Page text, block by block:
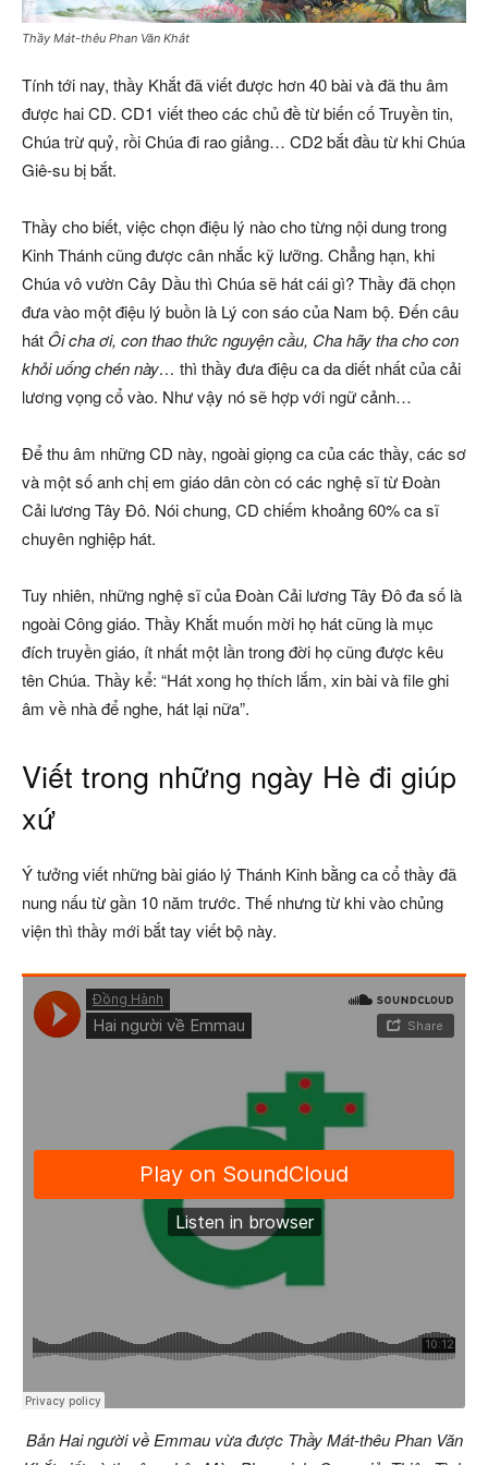
Thầy Mát-thêu Phan Văn Khắt
Tính tới nay, thầy Khắt đã viết được hơn 40 bài và đã thu âm
được hai CD. CD1 viết theo các chủ đề từ biến cố Truyền tin,
Chúa trừ quỷ, rồi Chúa đi rao giảng… CD2 bắt đầu từ khi Chúa
Giê-su bị bắt.
Thầy cho biết, việc chọn điệu lý nào cho từng nội dung trong
Kinh Thánh cũng được cân nhắc kỹ lưỡng. Chẳng hạn, khi
Chúa vô vườn Cây Dầu thì Chúa sẽ hát cái gì? Thầy đã chọn
đưa vào một điệu lý buồn là Lý con sáo của Nam bộ. Đến câu
hátÔi cha ơi, con thao thức nguyện cầu, Cha hãy tha cho con
khỏi uống chén này… thì thầy đưa điệu ca da diết nhất của cải
lương vọng cổ vào. Như vậy nó sẽ hợp với ngữ cảnh…
Để thu âm những CD này, ngoài giọng ca của các thầy, các sơ
và một số anh chị em giáo dân còn có các nghệ sĩ từ Đoàn
Cải lương Tây Đô. Nói chung, CD chiếm khoảng 60% ca sĩ
chuyên nghiệp hát.
Tuy nhiên, những nghệ sĩ của Đoàn Cải lương Tây Đô đa số là
ngoài Công giáo. Thầy Khắt muốn mời họ hát cũng là mục
đích truyền giáo, ít nhất một lần trong đời họ cũng được kêu
tên Chúa. Thầy kể: “Hát xong họ thích lắm, xin bài và file ghi
âm về nhà để nghe, hát lại nữa”.
Viết trong những ngày Hè đi giúp
xứ
Ý tưởng viết những bài giáo lý Thánh Kinh bằng ca cổ thầy đã
nung nấu từ gần 10 năm trước. Thế nhưng từ khi vào chủng
viện thì thầy mới bắt tay viết bộ này.
Bản Hai người về Emmau vừa được Thầy Mát-thêu Phan Văn